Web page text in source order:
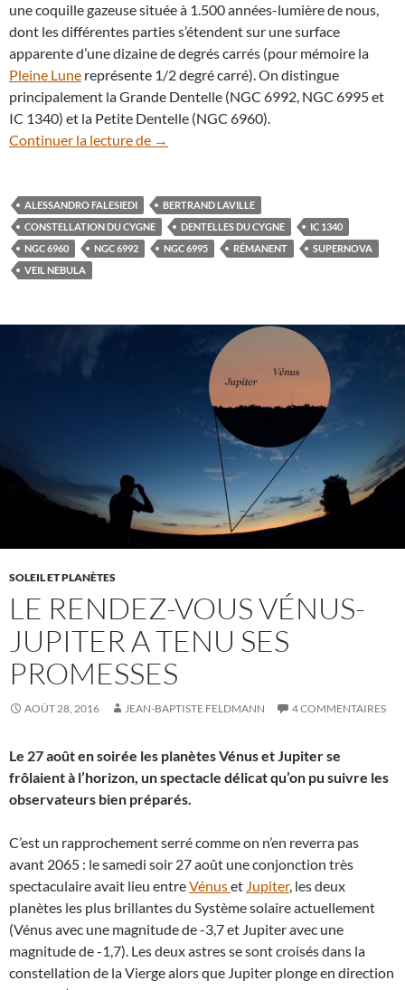
une coquille gazeuse située à 1.500 années-lumière de nous,
dont les différentes parties s’étendent sur une surface
apparente d’une dizaine de degrés carrés (pour mémoire la
Pleine Lune représente 1/2 degré carré). On distingue
principalement la Grande Dentelle (NGC 6992, NGC 6995 et
IC 1340) et la Petite Dentelle (NGC 6960).
Continuer la lecture de Des Dentelles dans la constellation du
→
ALESSANDRO FALESIEDI
BERTRAND LAVILLE
CONSTELLATION DU CYGNE
DENTELLES DU CYGNE
IC 1340
NGC 6960
NGC 6992 NGC 6995 RÉMANENT
SUPERNOVA
VEIL NEBULA
SOLEIL ET PLANÈTES
LE RENDEZ-VOUS VÉNUS-
JUPITER A TENU SES
PROMESSES
AOÛT 28, 2016 JEAN-BAPTISTE FELDMANN 4 COMMENTAIRES
Le 27 août en soirée les planètes Vénus et Jupiter se
frôlaient à l’horizon, un spectacle délicat qu’on pu suivre les
observateurs bien préparés.
C’est un rapprochement serré comme on n’en reverra pas
avant 2065 : le samedi soir 27 août une conjonction très
spectaculaire avait lieu entreVénuset Jupiter, les deux
planètes les plus brillantes du Système solaire actuellement
(Vénus avec une magnitude de -3,7 et Jupiter avec une
magnitude de -1,7). Les deux astres se sont croisés dans la
constellation de la Vierge alors que Jupiter plonge en direction